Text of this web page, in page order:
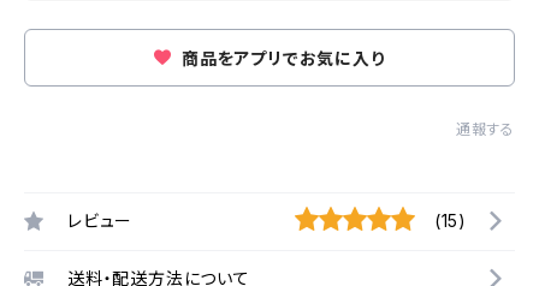
商品をアプリでお気に入り
通報する
レビュー (15)
送料・配送方法について